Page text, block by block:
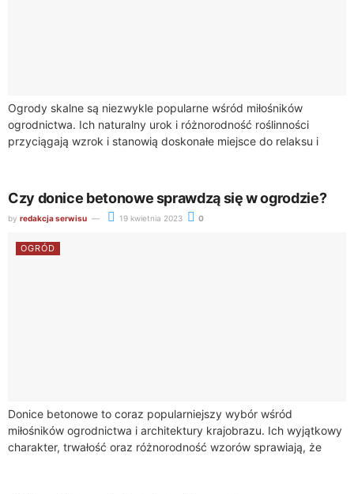
Ogrody skalne są niezwykle popularne wśród miłośników
ogrodnictwa. Ich naturalny urok i różnorodność roślinności
przyciągają wzrok i stanowią doskonałe miejsce do relaksu i
Czy donice betonowe sprawdzą się w ogrodzie?
by redakcja serwisu 19 kwietnia 2023 0
OGRÓD
Donice betonowe to coraz popularniejszy wybór wśród
miłośników ogrodnictwa i architektury krajobrazu. Ich wyjątkowy
charakter, trwałość oraz różnorodność wzorów sprawiają, że